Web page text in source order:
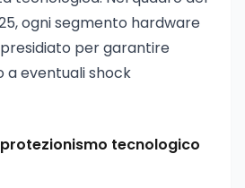
ogni segmento hardware
per garantire
a eventuali shock
protezionismo tecnologico